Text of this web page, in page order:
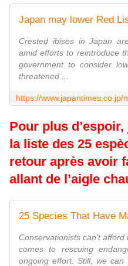
Crested ibises in Japan
amid efforts to reintroduce
government to consider
threatened ...
Pour plus
la liste des 25
retour après avoir
allant de l’aigle
25 Species That Have
Conservationists can't
comes to rescuing
ongoing effort. Still, we